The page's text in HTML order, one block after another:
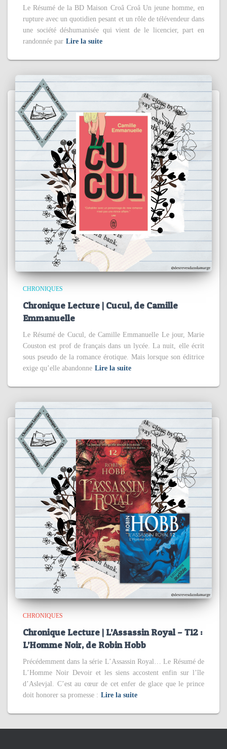
Le Résumé de la BD Maison Croâ Croâ Un jeune homme, en
rupture avec un quotidien pesant et un rôle de télévendeur dans
une société déshumanisée qui vient de le licencier, part en
randonnée par Lire la suite
CHRONIQUES
Chronique Lecture | Cucul, de Camille
Emmanuelle
Le Résumé de Cucul, de Camille Emmanuelle Le jour, Marie
Couston est prof de français dans un lycée. La nuit, elle écrit
sous pseudo de la romance érotique. Mais lorsque son éditrice
exige qu’elle abandonne Lire la suite
CHRONIQUES
Chronique Lecture | L’Assassin Royal – T12 :
L’Homme Noir, de Robin Hobb
Précédemment dans la série L’Assassin Royal… Le Résumé de
L’Homme Noir Devoir et les siens accostent enfin sur l’île
d’Aslevjal. C’est au cœur de cet enfer de glace que le prince
doit honorer sa promesse : Lire la suite